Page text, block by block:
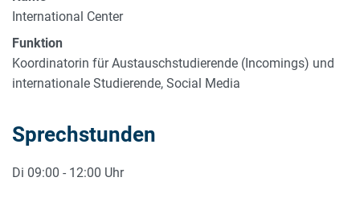
International Center
Funktion
Koordinatorin für Austauschstudierende (Incomings) und
internationale Studierende, Social Media
Sprechstunden
Di 09:00 - 12:00 Uhr